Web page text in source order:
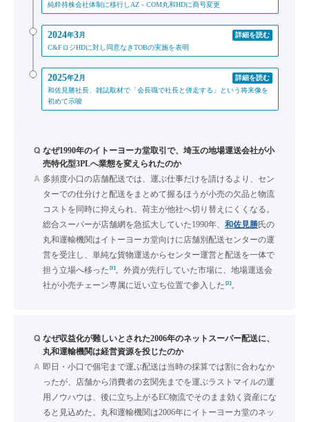
純粋持株会社体制に移行しAZ－COM丸和HDに商号変更
2024年3月
詳細を読む
C&FロジHDに対し同意なきTOBの実施を表明
2025年2月
詳細を読む
和佐見勝社長、雑誌取材で「会長職で社長と併走する」という将来像を
初めて示唆
Q なぜ1990年のイトーヨーカ堂取引で、埼玉の地場運送会社が小
売特化型3PLへ業態を変えられたのか
A 多頻度小口の店舗配送では、運ぶ仕事だけを請けるより、セン
ターでの仕分けと配送をまとめて握るほうが小売の欠品と物流
コストを同時に抑えられ、荷主が他社へ切り替えにくくなる。
総合スーパーが店舗網を急拡大していた1990年、 和佐見勝氏の
丸和運輸機関はイトーヨーカ堂向けに店舗別配送センターの運
営を受注し、単純な貨物運送からセンター運営と配送を一体で
担う立場へ移った [1]。外資が先行していた市場に、地場運送会
社が小売チェーン専属に近い立ち位置で参入した [2]。
Q なぜ収益化が難しいとされた2006年のネットスーパー配送に、
丸和運輸機関は経営資源を投じたのか
A 即日・小口で個宅まで運ぶ配送は当時の採算では割に合わなか
ったが、店舗から消費者の玄関先までを運ぶラストマイルの運
用ノウハウは、後に立ち上がるEC物流でそのまま効く資産にな
ると見込めた。丸和運輸機関は2006年にイトーヨーカ堂のネッ